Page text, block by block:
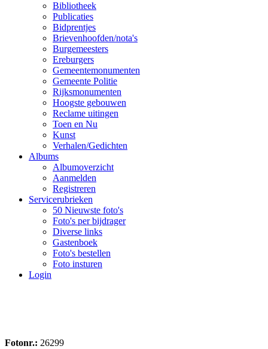
Bibliotheek
Publicaties
Bidprentjes
Brievenhoofden/nota's
Burgemeesters
Ereburgers
Gemeentemonumenten
Gemeente Politie
Rijksmonumenten
Hoogste gebouwen
Reclame uitingen
Toen en Nu
Kunst
Verhalen/Gedichten
Albums
Albumoverzicht
Aanmelden
Registreren
Servicerubrieken
50 Nieuwste foto's
Foto's per bijdrager
Diverse links
Gastenboek
Foto's bestellen
Foto insturen
Login
Fotonr.: 26299